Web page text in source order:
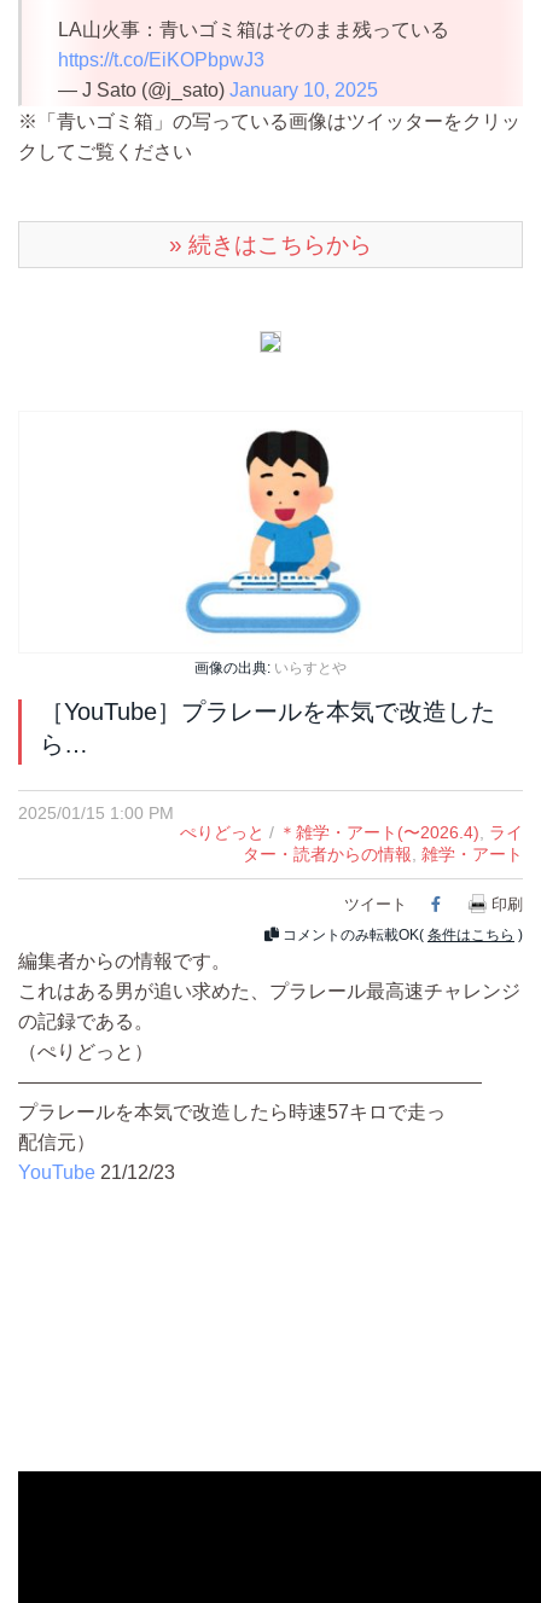
LA山火事：青いゴミ箱はそのまま残っている
https://t.co/EiKOPbpwJ3
— J Sato (@j_sato) January 10, 2025
※「青いゴミ箱」の写っている画像はツイッターをクリッ
クしてご覧ください
» 続きはこちらから
画像の出典: いらすとや
［YouTube］プラレールを本気で改造した
ら…
2025/01/15 1:00 PM
ぺりどっと / ＊雑学・アート(〜2026.4)
ライ
ター・読者からの情報 雑学・アート
ツイート Facebook
印刷
コメントのみ転載OK( 条件はこちら )
編集者からの情報です。
これはある男が追い求めた、プラレール最高速チャレンジ
の記録である。
（ぺりどっと）
————————————————————————
プラレールを本気で改造したら時速57キロで走っ
配信元）
YouTube 21/12/23